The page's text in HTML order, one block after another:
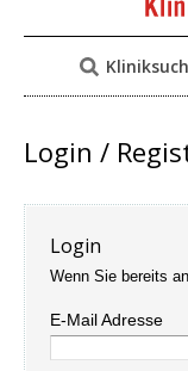
Login /
Login
Wenn Sie bereits
E-Mail Adresse